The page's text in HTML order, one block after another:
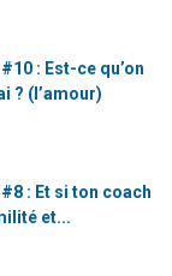
: Est-ce qu’on
? (l’amour)
: Et si ton coach
et...